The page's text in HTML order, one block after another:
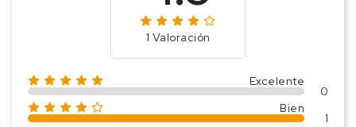
1 Valoración
Excelente
0
Bien
1